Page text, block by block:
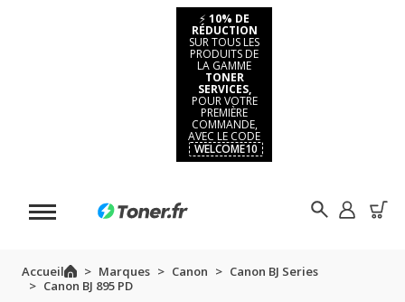
⚡ 10% DE
RÉDUCTION
SUR TOUS LES
PRODUITS DE
LA GAMME
TONER
SERVICES,
POUR VOTRE
PREMIÈRE
COMMANDE,
AVEC LE CODE
WELCOME10
Accueil Marques Canon
Canon BJ Series
Canon BJ 895 PD